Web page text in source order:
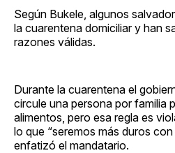
Según Bukele, algunos
la cuarentena domiciliar y han
razones válidas.
Durante la cuarentena el
circule una persona por familia
alimentos, pero esa regla es
lo que “seremos más duros con
enfatizó el mandatario.